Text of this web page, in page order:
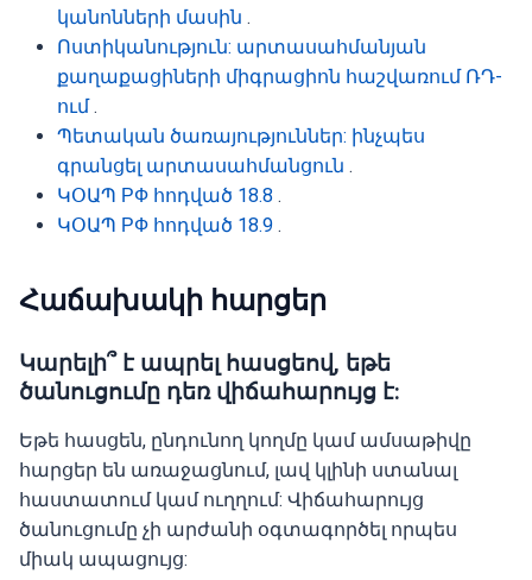
կանոնների մասին .
Ոստիկանություն: արտասահմանյան
քաղաքացիների միգրացիոն հաշվառում ՌԴ-
ում.
Պետական ծառայություններ: ինչպես
գրանցել արտասահմանցուն .
ԿՕԱՊ РФ հոդված 18.8 .
ԿՕԱՊ РФ հոդված 18.9 .
Հաճախակի հարցեր
Կարելի՞ է ապրել հասցեով, եթե
ծանուցումը դեռ վիճահարույց է:
Եթե հասցեն, ընդունող կողմը կամ ամսաթիվը
հարցեր են առաջացնում, լավ կլինի ստանալ
հաստատում կամ ուղղում: Վիճահարույց
ծանուցումը չի արժանի օգտագործել որպես
միակ ապացույց: